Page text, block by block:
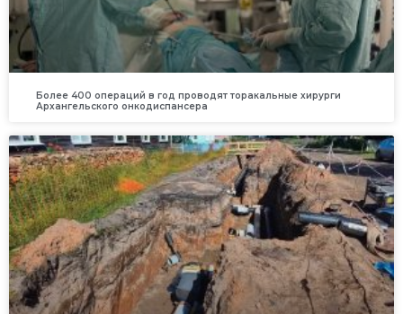
Более 400 операций в год проводят торакальные хирурги
Архангельского онкодиспансера